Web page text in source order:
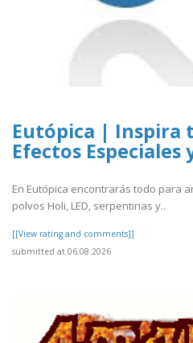
Eutópica | Inspira
Efectos Especiales
En Eutópica encontrarás todo para
polvos Holi, LED, serpentinas y..
[[View rating and comments]]
submitted at 06.08.2026